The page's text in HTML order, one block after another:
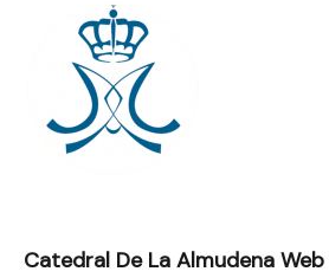
Catedral De La Almudena Web